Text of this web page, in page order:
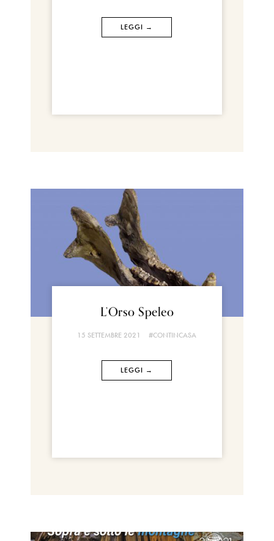
LEGGI →
L’Orso Speleo
15 SETTEMBRE 2021 #CONTINCASA
LEGGI →